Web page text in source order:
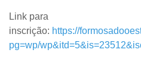
Link para
inscrição: https://
pg=wp/